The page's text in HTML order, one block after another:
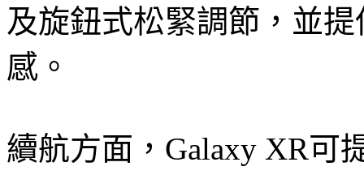
及旋鈕式松緊調節，並
感。
續航方面，Galaxy XR可